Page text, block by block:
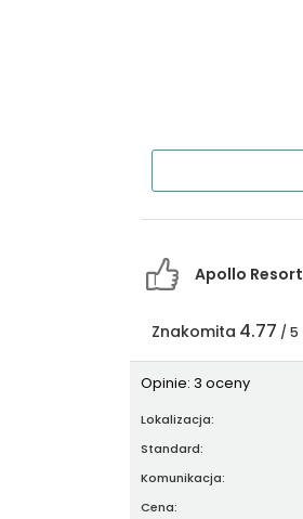
Apollo Resort
Znakomita 4.77 / 5
Opinie: 3 oceny
Lokalizacja:
Standard:
Komunikacja:
Cena: